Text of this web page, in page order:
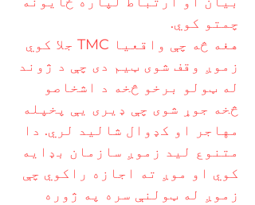
چمتو کوي.
هغه څه چې واقعیا TMC جلا کوي
زموږ وقف شوی ټیم دی چې د ژوند
له ټولو برخو څخه د اشخاصو
څخه جوړ شوی چې ډیری یې پخپله
مهاجر او کډوال شالید لري. دا
متنوع لید زموږ سازمان بډایه
کوي او موږ ته اجازه راکوي چې
زموږ له ټولنې سره په ژوره